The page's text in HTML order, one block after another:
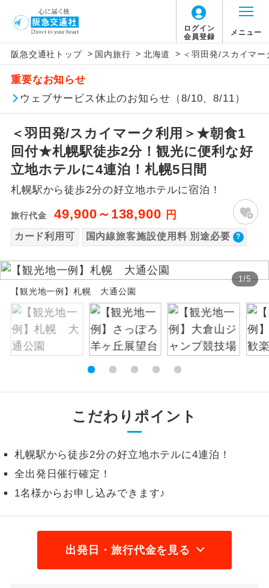
ログイン
会員登録
メニュー
阪急交通社トップ > 国内旅行 > 北海道 > ＜羽田発/スカイマ
重要なお知らせ
ウェブサービス休止のお知らせ（8/10、8/11）
＜羽田発/スカイマーク利用＞★朝食1
回付★札幌駅徒歩2分！観光に便利な好
立地ホテルに4連泊！札幌5日間
札幌駅から徒歩2分の好立地ホテルに宿泊！
旅行代金 49,900～138,900 円
カード利用可 国内線旅客施設使用料 別途必要
1/5
【観光地一例】札幌 大通公園
こだわりポイント
札幌駅から徒歩2分の好立地ホテルに4連泊！
全出発日催行確定！
1名様からお申し込みできます♪
出発日・旅行代金を見る
【国内旅客施設使用料について】
旅行代金に国内旅客施設使用料は含まれてお
りません。別途お支払いが必要となります。
羽田往復：大人900円、子供440円
新千歳往復：大人740円、子供360円
アイコン 説明
添乗員同行
往路出発空港（駅）から復路到着空港
（駅）まで同行します。
現地添乗員同
行
現地到着空港（駅）から最終日出発空港
（駅）まで添乗員が同行します。
バスガイド乗
務
バスガイドが乗務し、車内での観光案内
があります。
新コース 初登場のコースです。
然遺産を訪ねるコースです。
絶景 絶景スポットに立ち寄るコースです。
温泉 温泉地にも宿泊するコースです。
ご宿泊ホテルに露天風呂が付いていま
す。
く）
お部屋にてゆっくりとお召し上がりいた
だけます。
トラベルイヤ
周りの音を気にせず、ガイドさんの説明
をじっくり聞くことができます。
す。